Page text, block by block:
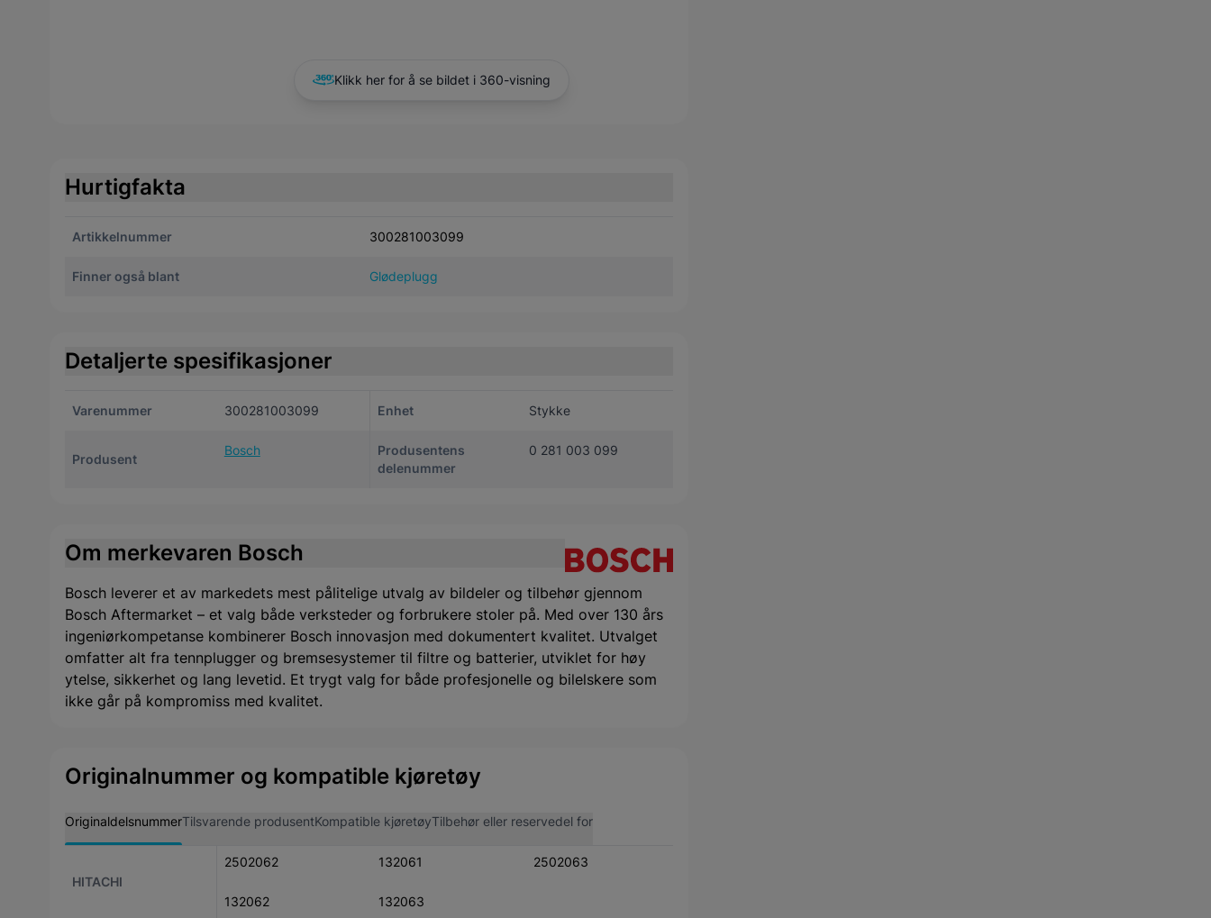
Klikk her for å se bildet i 360-visning
Hurtigfakta
Artikkelnummer 300281003099
Finner også blant Glødeplugg
Detaljerte spesifikasjoner
Varenummer 300281003099 Enhet Stykke
Produsent
Bosch
Produsentens
delenummer
0 281 003 099
Om merkevaren Bosch
Bosch leverer et av markedets mest pålitelige utvalg av bildeler og tilbehør gjennom
Bosch Aftermarket – et valg både verksteder og forbrukere stoler på. Med over 130 års
ingeniørkompetanse kombinerer Bosch innovasjon med dokumentert kvalitet. Utvalget
omfatter alt fra tennplugger og bremsesystemer til filtre og batterier, utviklet for høy
ytelse, sikkerhet og lang levetid. Et trygt valg for både profesjonelle og bilelskere som
ikke går på kompromiss med kvalitet.
Originalnummer og kompatible kjøretøy
OriginaldelsnummerTilsvarende produsentKompatible kjøretøyTilbehør eller reservedel for
HITACHI
2502062 132061 2502063
132062 132063